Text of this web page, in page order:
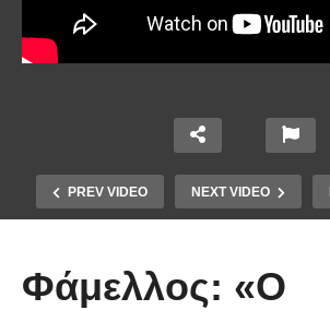
PREV VIDEO NEXT VIDEO
Φάμελλος: «Ο